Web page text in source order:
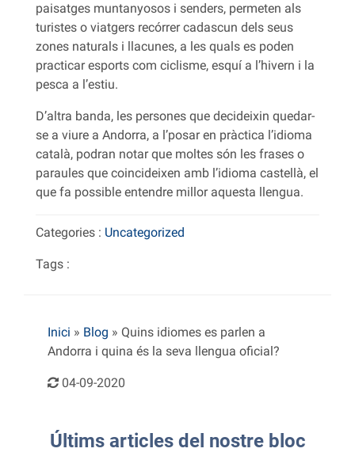
paisatges muntanyosos i senders, permeten als
turistes o viatgers recórrer cadascun dels seus
zones naturals i llacunes, a les quals es poden
practicar esports com ciclisme, esquí a l’hivern i la
pesca a l’estiu.
D’altra banda, les persones que decideixin quedar-
se a viure a Andorra, a l’posar en pràctica l’idioma
català, podran notar que moltes són les frases o
paraules que coincideixen amb l’idioma castellà, el
que fa possible entendre millor aquesta llengua.
Categories : Uncategorized
Tags :
Inici » Blog » Quins idiomes es parlen a
Andorra i quina és la seva llengua oficial?
04-09-2020
Últims articles del nostre bloc